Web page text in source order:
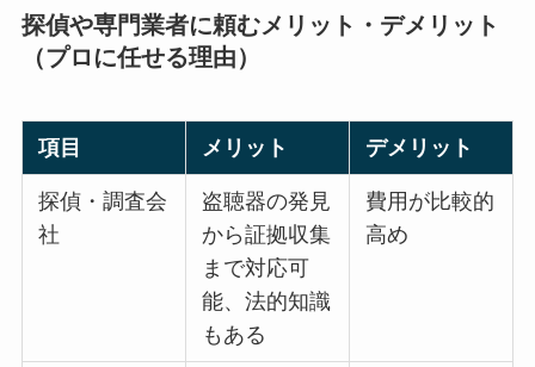
探偵や専門業者に頼むメリット・デメリット
（プロに任せる理由）
項目 メリット デメリット
探偵・調査会
社
盗聴器の発見
から証拠収集
まで対応可
能、法的知識
もある
費用が比較的
高め